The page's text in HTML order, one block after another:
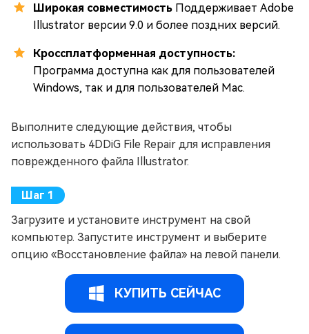
Широкая совместимость Поддерживает Adobe
Illustrator версии 9.0 и более поздних версий.
Кроссплатформенная доступность:
Программа доступна как для пользователей
Windows, так и для пользователей Mac.
Выполните следующие действия, чтобы
использовать 4DDiG File Repair для исправления
поврежденного файла Illustrator.
Загрузите и установите инструмент на свой
компьютер. Запустите инструмент и выберите
опцию «Восстановление файла» на левой панели.
КУПИТЬ СЕЙЧАС